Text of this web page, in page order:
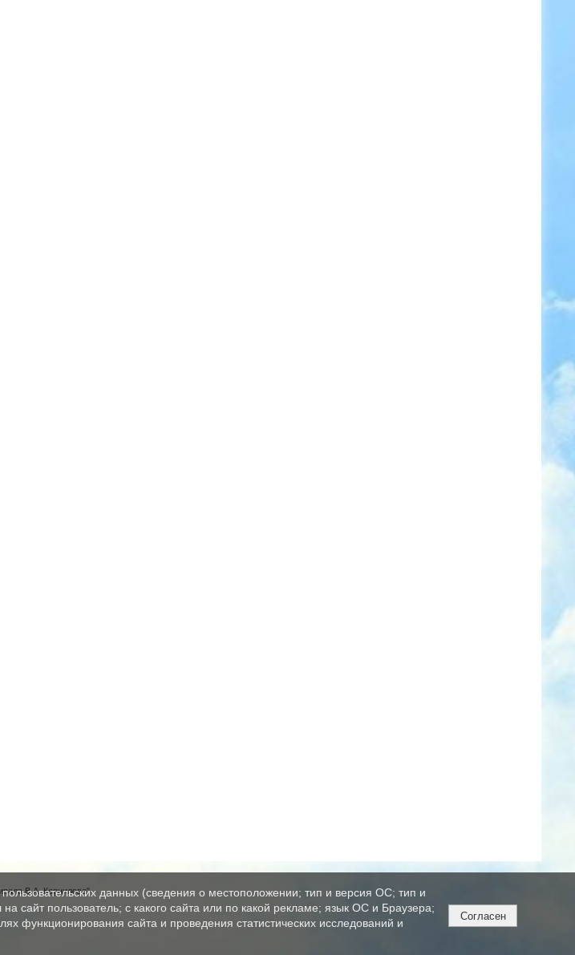
В.А. Корнилова"
данных (сведения о местоположении; тип и версия ОС; тип и
сайт пользователь; с какого сайта или по какой рекламе; язык ОС и Браузера;
функционирования сайта и проведения статистических исследований и
Согласен